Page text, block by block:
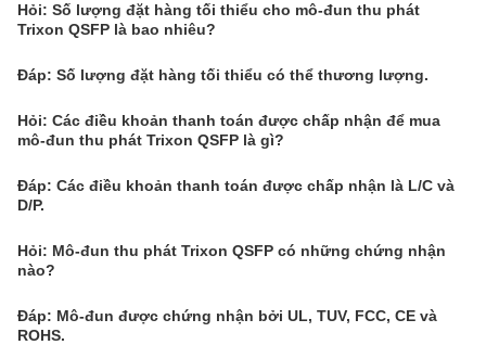
Hỏi: Số lượng đặt hàng tối thiểu cho mô-đun thu phát
Trixon QSFP là bao nhiêu?
Đáp: Số lượng đặt hàng tối thiểu có thể thương lượng.
Hỏi: Các điều khoản thanh toán được chấp nhận để mua
mô-đun thu phát Trixon QSFP là gì?
Đáp: Các điều khoản thanh toán được chấp nhận là L/C và
D/P.
Hỏi: Mô-đun thu phát Trixon QSFP có những chứng nhận
nào?
Đáp: Mô-đun được chứng nhận bởi UL, TUV, FCC, CE và
ROHS.